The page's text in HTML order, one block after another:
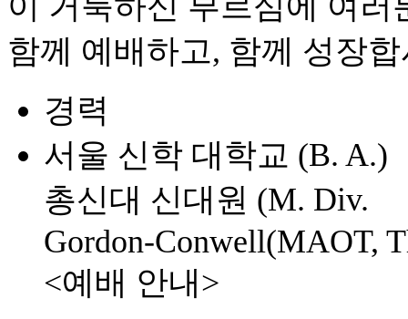
함께 예배하고, 함께 성장
경력
서울 신학 대학교 (B. A.)
총신대 신대원 (M. Div.
Gordon-Conwell(MAOT,
<예배 안내>